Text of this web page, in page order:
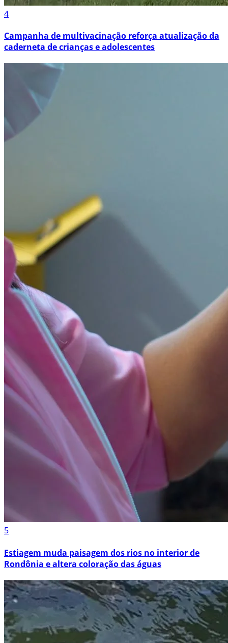
4
Campanha de multivacinação reforça atualização da
caderneta de crianças e adolescentes
5
Estiagem muda paisagem dos rios no interior de
Rondônia e altera coloração das águas